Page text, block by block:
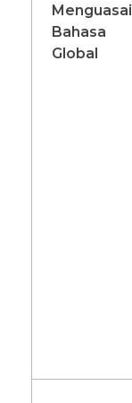
Menguasai
Bahasa
Global